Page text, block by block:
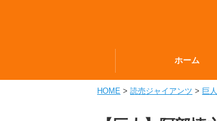
ホーム
HOME > 読売ジャイアンツ > 巨